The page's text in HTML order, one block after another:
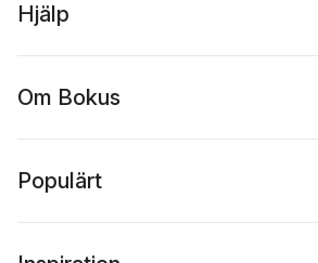
Hjälp
Om Bokus
Populärt